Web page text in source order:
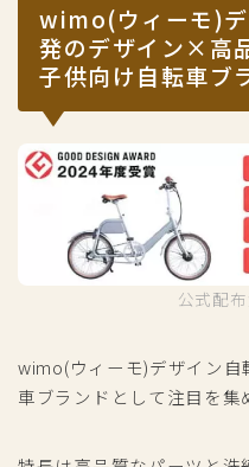
wimo(ウィーモ)
発のデザイン×高
子供向け自転車ブ
公式配
wimo(ウィーモ)デザイン
車ブランドとして注目を集